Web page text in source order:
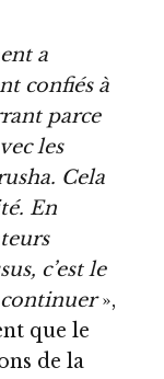
a
confiés à
parce
les
Cela
En
c’est le
continuer»,
que le
de la